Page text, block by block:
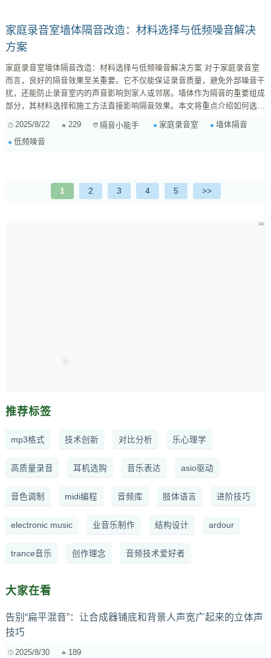
家庭录音室墙体隔音改造：材料选择与低频噪音解决
方案
家庭录音室墙体隔音改造：材料选择与低频噪音解决方案 对于家庭录音室
而言，良好的隔音效果至关重要。它不仅能保证录音质量，避免外部噪音干
扰，还能防止录音室内的声音影响到家人或邻居。墙体作为隔音的重要组成
部分，其材料选择和施工方法直接影响隔音效果。本文将重点介绍如何选择
合适的墙体材料，以及如何通过有效的施工方法来提升隔音效果，特别是针
要了解隔音的基本原理。隔音主要通过以下几种方式实现： 质量定律： 质
2025/8/22 229 隔音小能手 家庭录音室
墙体隔音
低频噪音
1 2 3 4 5 >>
推荐标签
mp3格式 技术创新 对比分析 乐心理学
高质量录音 耳机选购 音乐表达 asio驱动
音色调制 midi编程 音频库 肢体语言 进阶技巧
electronic music 业音乐制作 结构设计 ardour
trance音乐 创作理念 音频技术爱好者
大家在看
告别“扁平混音”：让合成器铺底和背景人声宽广起来的立体声
技巧
2025/8/30 189